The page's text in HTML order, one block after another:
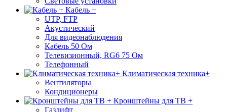
Кабель +
UTP, FTP
Акустический
Для видеонаблюдения
Кабель 50 Ом
Телевизионный, RG6 75 Ом
Телефонный
Климатическая техника+
Вентиляторы
Кондиционеры
Кронштейны для ТВ +
Газлифт